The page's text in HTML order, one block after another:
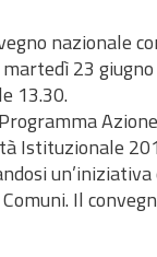
nazionale
23
13.30.
Istituzionale
Il